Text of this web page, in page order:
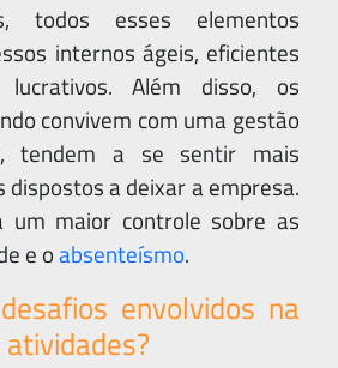
todos esses elementos
internos ágeis, eficientes
Além disso, os
convivem com uma gestão
tendem a se sentir mais
a deixar a empresa.
um maior controle sobre as
e oabsenteísmo.
envolvidos na